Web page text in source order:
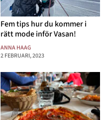
Fem tips hur du kommer i
rätt mode inför Vasan!
ANNA HAAG
2 FEBRUARI, 2023